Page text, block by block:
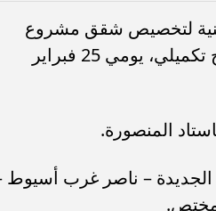
لتخصيص شقق مشروع
سكن مصر والتي سبق وتم طرحها بمدينة المنصورة الجديدة كطرح تكميلي، يومي 25 فبراير
المنصورة.
– ناصر غرب أسيوط